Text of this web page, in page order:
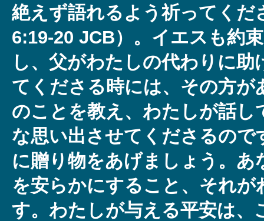
絶えず語れるよう祈ってくだ
6:19-20 JCB）。イエスも約
し、父がわたしの代わりに助
てくださる時には、その方が
のことを教え、わたしが話し
な思い出させてくださるので
に贈り物をあげましょう。あ
を安らかにすること、それが
す。わたしが与える平安は、